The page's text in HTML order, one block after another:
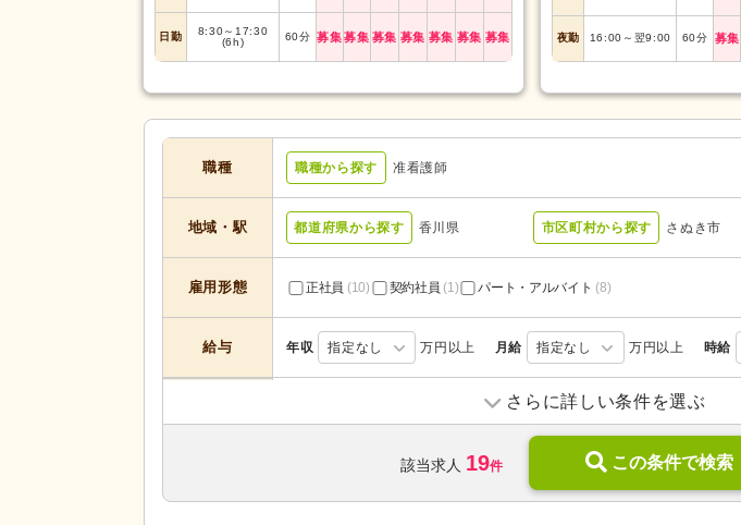
日勤 8:30～ 17:30
(6h)
60分 募集募集 募集 募集 募集 募集 募集 夜勤 16:00 ～ 翌9:00 60分 募集
職種 職種から探す 准看護師
地域・駅 都道府県から探す 香川県 市区町村から探す さぬき市
雇用形態 正社員 (10) 契約社員 (1) パート・アルバイト (8)
給与 年収 指定なし 万円以上 月給 指定なし 万円以上 時給
デイサービス(2)
住宅型有料老人ホーム(2) 介護付き有料老人ホーム(1)
介護老人保健施設(3) 診療所・クリニック(3)
未経験可(10) ブランク可(15)
さらに詳しい条件を選ぶ
該当求人 19件 この条件で検索